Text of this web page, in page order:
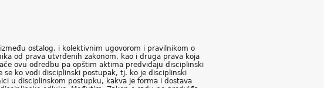
ostalog, i kolektivnim ugovorom i pravilnikom o
od prava utvrđenih zakonom, kao i druga prava koja
ovu odredbu pa opštim aktima predviđaju disciplinski
ko vodi disciplinski postupak, tj. ko je disciplinski
u disciplinskom postupku, kakva je forma i dostava